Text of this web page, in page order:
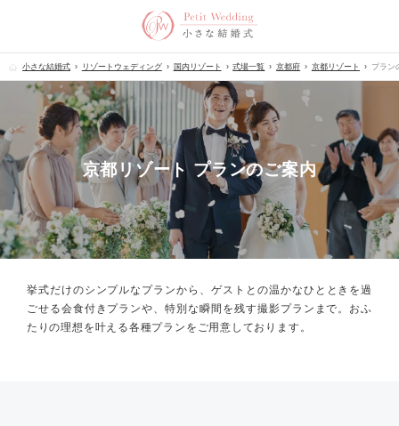
小さな結婚式 リゾートウェディング 国内リゾート 式場一覧 京都府 京都リゾート プラン
京都リゾート プランのご案内
挙式だけのシンプルなプランから、ゲストとの温かなひとときを過
ごせる会食付きプランや、特別な瞬間を残す撮影プランまで。 おふ
たりの理想を叶える各種プランをご用意しております。